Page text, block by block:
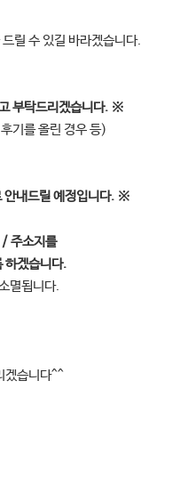
릴 수 있길 바라겠습니다.
부탁드리겠습니다. ※
기를 올린 경우 등)
안내드릴 예정입니다. ※
주소지를
하겠습니다.
멸됩니다.
겠습니다^^